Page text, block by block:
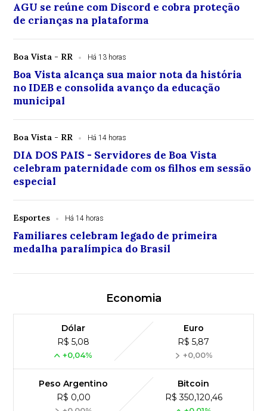
AGU se reúne com Discord e cobra proteção
de crianças na plataforma
Boa Vista - RR Há 13 horas
Boa Vista alcança sua maior nota da história
no IDEB e consolida avanço da educação
municipal
Boa Vista - RR Há 14 horas
DIA DOS PAIS - Servidores de Boa Vista
celebram paternidade com os filhos em sessão
especial
Esportes Há 14 horas
Familiares celebram legado de primeira
medalha paralímpica do Brasil
Economia
Dólar
R$ 5,08
+0,04%
Euro
R$ 5,87
+0,00%
Peso Argentino
R$ 0,00
Bitcoin
R$ 350,120,46